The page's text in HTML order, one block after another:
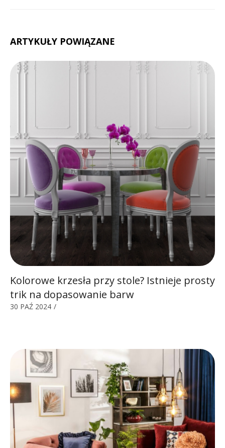
ARTYKUŁY POWIĄZANE
Kolorowe krzesła przy stole? Istnieje prosty
trik na dopasowanie barw
30 PAŹ 2024 /